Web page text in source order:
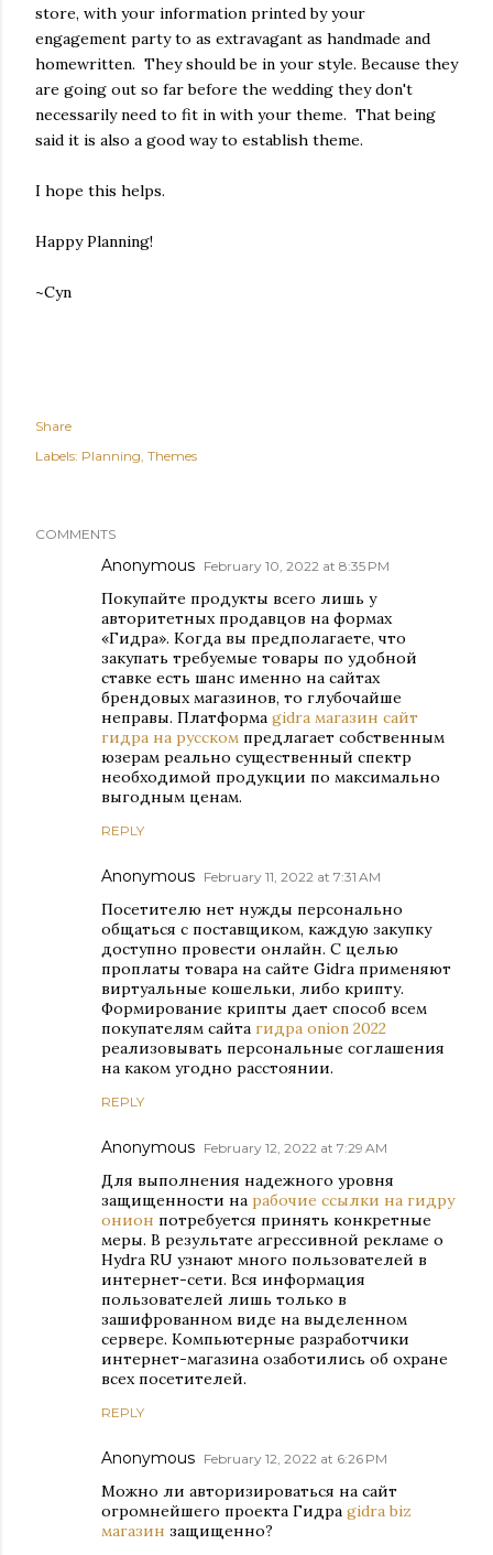
store, with your information printed by your
engagement party to as extravagant as handmade and
homewritten. They should be in your style. Because they
are going out so far before the wedding they don't
necessarily need to fit in with your theme. That being
said it is also a good way to establish theme.
I hope this helps.
Happy Planning!
~Cyn
Share
Labels: Planning Themes
COMMENTS
Anonymous February 10, 2022 at 8:35 PM
Покупайте продукты всего лишь у
авторитетных продавцов на формах
«Гидра». Когда вы предполагаете, что
закупать требуемые товары по удобной
ставке есть шанс именно на сайтах
брендовых магазинов, то глубочайше
неправы. Платформа gidra магазин сайт
гидра на русском предлагает собственным
юзерам реально существенный спектр
необходимой продукции по максимально
выгодным ценам.
REPLY
Anonymous February 11, 2022 at 7:31 AM
Посетителю нет нужды персонально
общаться с поставщиком, каждую закупку
доступно провести онлайн. С целью
проплаты товара на сайте Gidra применяют
виртуальные кошельки, либо крипту.
Формирование крипты дает способ всем
покупателям сайта гидра onion 2022
реализовывать персональные соглашения
на каком угодно расстоянии.
REPLY
Anonymous February 12, 2022 at 7:29 AM
Для выполнения надежного уровня
защищенности на рабочие ссылки на гидру
онион потребуется принять конкретные
меры. В результате агрессивной рекламе о
Hydra RU узнают много пользователей в
интернет-сети. Вся информация
пользователей лишь только в
зашифрованном виде на выделенном
сервере. Компьютерные разработчики
интернет-магазина озаботились об охране
всех посетителей.
REPLY
Anonymous February 12, 2022 at 6:26 PM
Можно ли авторизироваться на сайт
огромнейшего проекта Гидра gidra biz
магазин защищенно?